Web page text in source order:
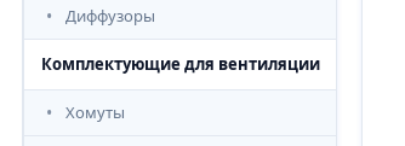
Диффузоры
Комплектующие для вентиляции
Хомуты